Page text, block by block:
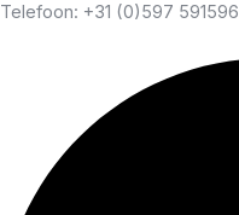
Telefoon: +31 (0)597 591596